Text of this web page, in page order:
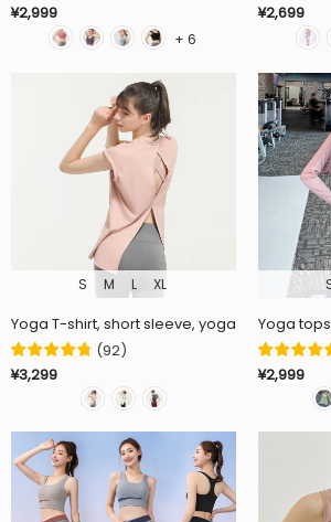
¥2,999
+ 6
¥2,699
S M L XL
Yoga T-shirt, short sleeve, yoga top, wrap,
(92)
¥3,299
Yoga
¥2,999